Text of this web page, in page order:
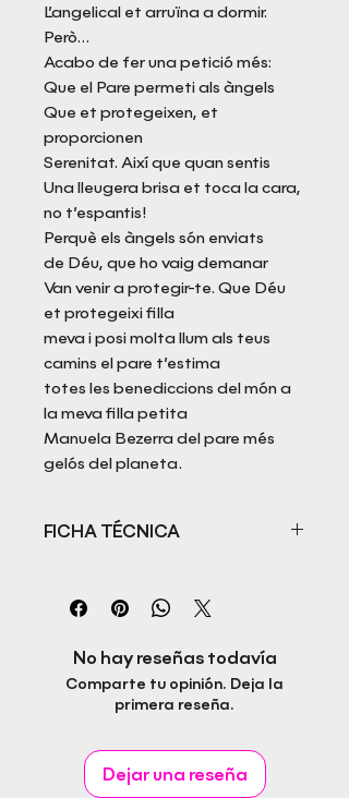
L’angelical et arruïna a dormir.
Però...
Acabo de fer una petició més:
Que el Pare permeti als àngels
Que et protegeixen, et
proporcionen
Serenitat. Així que quan sentis
Una lleugera brisa et toca la cara,
no t’espantis!
Perquè els àngels són enviats
de Déu, que ho vaig demanar
Van venir a protegir-te. Que Déu
et protegeixi filla
meva i posi molta llum als teus
camins el pare t’estima
totes les benediccions del món a
la meva filla petita
Manuela Bezerra del pare més
gelós del planeta.
FICHA TÉCNICA
Autor: Marcelo Paz Bezerra
ISBN: 978-84-125447-8-7
Idioma: Catalán
Páginas: 370
Género: Psicología popular
No hay reseñas todavía
Comparte tu opinión. Deja la
primera reseña.
Dejar una reseña